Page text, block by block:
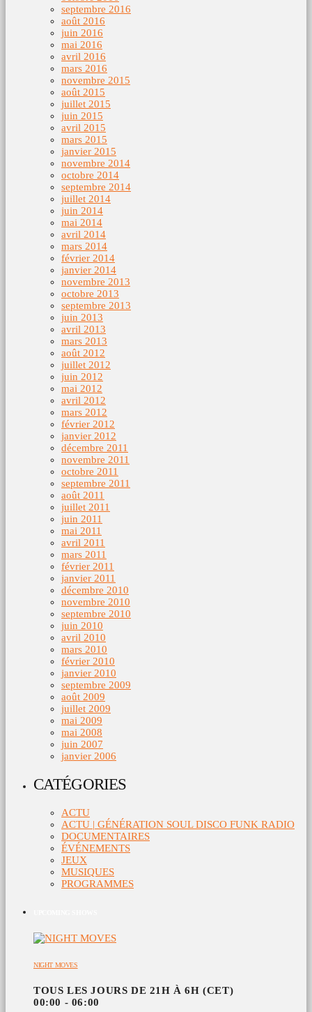
septembre 2016
août 2016
juin 2016
mai 2016
avril 2016
mars 2016
novembre 2015
août 2015
juillet 2015
juin 2015
avril 2015
mars 2015
janvier 2015
novembre 2014
octobre 2014
septembre 2014
juillet 2014
juin 2014
mai 2014
avril 2014
mars 2014
février 2014
janvier 2014
novembre 2013
octobre 2013
septembre 2013
juin 2013
avril 2013
mars 2013
août 2012
juillet 2012
juin 2012
mai 2012
avril 2012
mars 2012
février 2012
janvier 2012
décembre 2011
novembre 2011
octobre 2011
septembre 2011
août 2011
juillet 2011
juin 2011
mai 2011
avril 2011
mars 2011
février 2011
janvier 2011
décembre 2010
novembre 2010
septembre 2010
juin 2010
avril 2010
mars 2010
février 2010
janvier 2010
septembre 2009
août 2009
juillet 2009
mai 2009
mai 2008
juin 2007
janvier 2006
CATÉGORIES
ACTU
ACTU | GÉNÉRATION SOUL DISCO FUNK RADIO
DOCUMENTAIRES
ÉVÉNEMENTS
JEUX
MUSIQUES
PROGRAMMES
NIGHT MOVES
TOUS LES JOURS DE 21H À 6H (CET)
00:00 - 06:00